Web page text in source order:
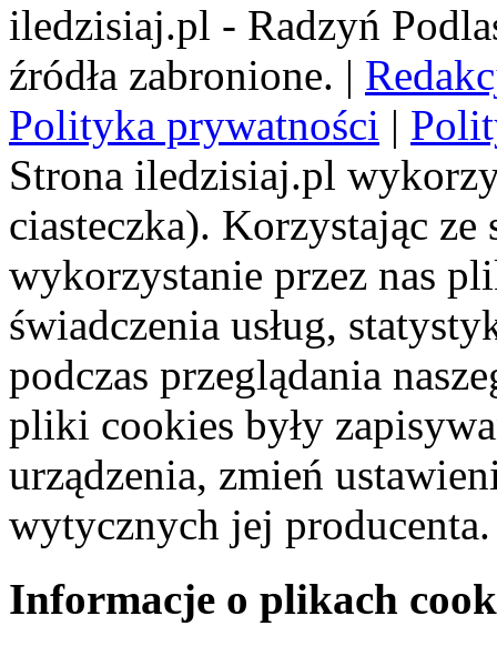
iledzisiaj.pl - Radzyń
źródła zabronione. |
Polityka prywatności |
Strona iledzisiaj.pl
ciasteczka). Korzystając
wykorzystanie przez nas
świadczenia usług,
podczas przeglądania
pliki cookies były
urządzenia, zmień
wytycznych jej producenta.
Informacje o plikach